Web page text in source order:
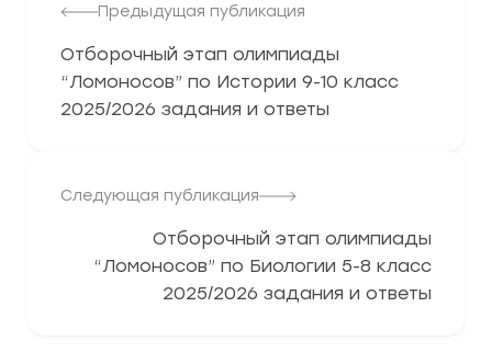
Предыдущая публикация
Отборочный этап олимпиады
“Ломоносов” по Истории 9-10 класс
2025/2026 задания и ответы
Следующая публикация
Отборочный этап олимпиады
“Ломоносов” по Биологии 5-8 класс
2025/2026 задания и ответы